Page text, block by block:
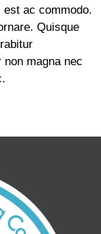
ac commodo.
Quisque
magna nec